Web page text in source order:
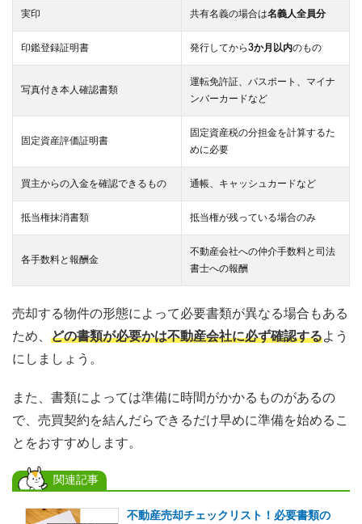
実印 共有名義の場合は名義人全員分
印鑑登録証明書 発行してから3か月以内のもの
写真付き本人確認書類
運転免許証、パスポート、マイナ
ンバーカードなど
固定資産評価証明書
固定資産税の分担金を計算するた
めに必要
買主からの入金を確認できるもの 通帳、キャッシュカードなど
抵当権抹消書類 抵当権が残っている場合のみ
各手数料と報酬金
不動産会社への仲介手数料と司法
書士への報酬
売却する物件の形態によって必要書類が異なる場合もある
ため、 どの書類が必要かは不動産会社に必ず確認するよう
にしましょう。
また、書類によっては準備に時間がかかるものがあるの
で、売買契約を結んだらできるだけ早めに準備を始めるこ
とをおすすめします。
関連記事
不動産売却チェックリスト！必要書類の